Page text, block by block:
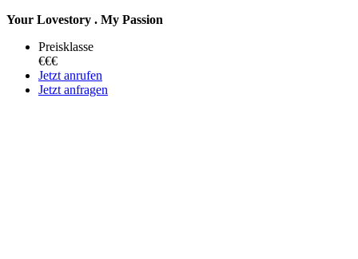
Your Lovestory . My Passion
Preisklasse
€€€
Jetzt anrufen
Jetzt anfragen